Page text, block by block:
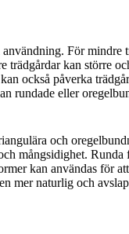
För mindre
trädgårdar kan större
också påverka
rundade eller
och
mångsidighet. Runda
kan användas för
mer naturlig och